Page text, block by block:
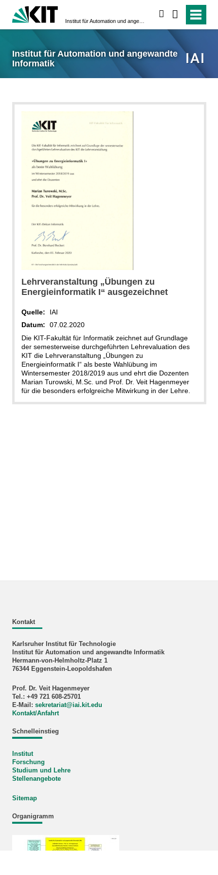
Institut für Automation und angewandte
Informatik
Lehrveranstaltung „Übungen zu
Energieinformatik I“ ausgezeichnet
Quelle:
IAI
Datum:
07.02.2020
Die KIT-Fakultät für Informatik zeichnet auf Grundlage
der semesterweise durchgeführten Lehrevaluation des
KIT die Lehrveranstaltung
Übungen zu
Energieinformatik I“als beste Wahlübung im
Wintersemester 2018/2019 aus und ehrt die Dozenten
Marian Turowski, M.Sc. und Prof. Dr. Veit Hagenmeyer
für die besonders erfolgreiche Mitwirkung in der Lehre.
Kontakt
Karlsruher Institut für Technologie
Institut für Automation und angewandte Informatik
Hermann-von-Helmholtz-Platz 1
76344 Eggenstein-Leopoldshafen
Prof. Dr. Veit Hagenmeyer
Tel.: +49 721 608-25701
E-Mail: sekretariat@iai.kit.edu
Kontakt/Anfahrt
Schnelleinstieg
Institut
Forschung
Studium und Lehre
Stellenangebote
Sitemap
Organigramm